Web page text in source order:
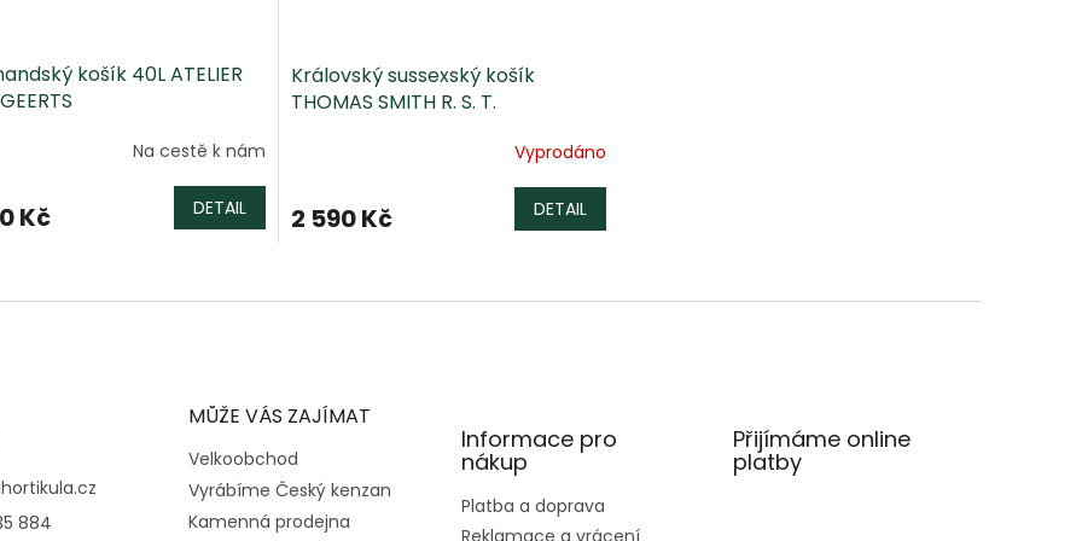
košík 40L ATELIER
Na cestě k nám
Kč DETAIL
Královský sussexský košík
THOMAS SMITH R. S. T.
Vyprodáno
2 590 Kč DETAIL
v
hortikula.cz
884
MŮŽE VÁS ZAJÍMAT
Velkoobchod
Vyrábíme Český kenzan
Kamenná prodejna
Informace pro
nákup
Platba a doprava
Přijímáme online
platby